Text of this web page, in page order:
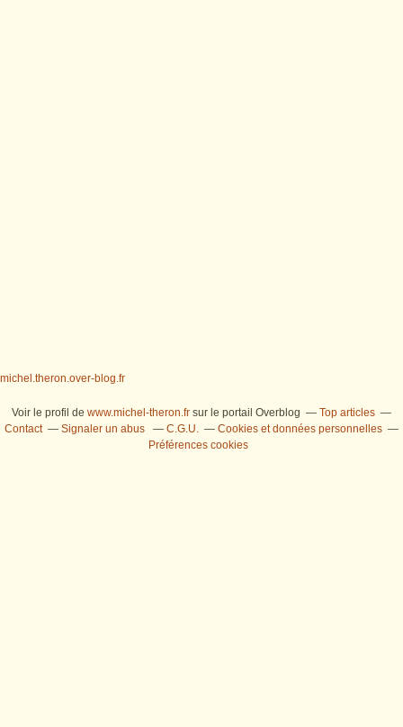
michel.theron.over-blog.fr
Voir le profil de www.michel-theron.fr sur le portail Overblog
Top articles
Contact
Signaler un abus C.G.U.
Cookies et données personnelles
Préférences cookies